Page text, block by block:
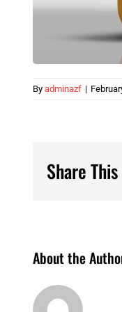
By adminazf |
Share
About the